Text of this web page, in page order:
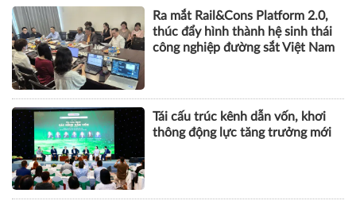
Ra mắt Rail&Cons Platform 2.0,
thúc đẩy hình thành hệ sinh thái
công nghiệp đường sắt Việt Nam
Tái cấu trúc kênh dẫn vốn, khơi
thông động lực tăng trưởng mới